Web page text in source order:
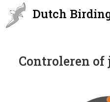
Dutch
Controleren of